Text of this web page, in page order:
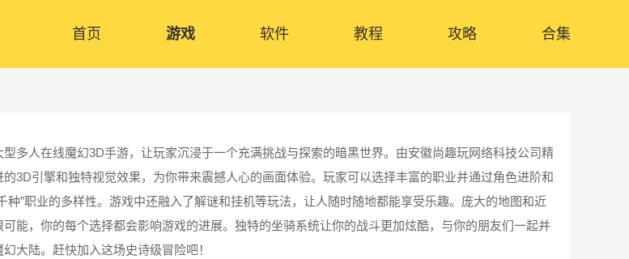
首页 游戏 软件 教程 攻略 合集
型多人在线魔幻3D手游，让玩家沉浸于一个充满挑战与探索的暗黑世界。由安徽尚趣玩网络科技公司精
3D引擎和独特视觉效果，为你带来震撼人心的画面体验。玩家可以选择丰富的职业并通过角色进阶和
种”职业的多样性。游戏中还融入了解谜和挂机等玩法，让人随时随地都能享受乐趣。庞大的地图和近
能，你的每个选择都会影响游戏的进展。独特的坐骑系统让你的战斗更加炫酷，与你的朋友们一起并
大陆。赶快加入这场史诗级冒险吧！